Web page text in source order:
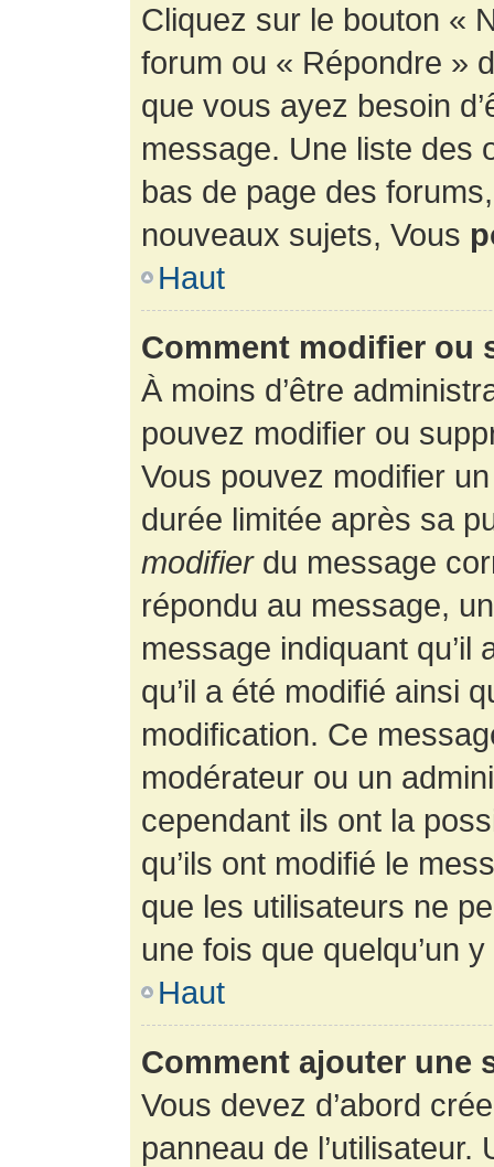
Cliquez sur le bouton «
forum ou « Répondre »
que vous ayez besoin
message. Une liste des
bas de page des
nouveaux sujets, Vous
Haut
Comment modifier ou
À moins d’être
pouvez modifier ou
Vous pouvez modifier
durée limitée après sa
modifierdu message
répondu au message,
message indiquant
qu’il a été modifié ainsi
modification. Ce
modérateur ou un
cependant ils ont la
qu’ils ont modifié le
que les utilisateurs ne
une fois que quelqu’un
Haut
Comment ajouter une
Vous devez d’abord
panneau de